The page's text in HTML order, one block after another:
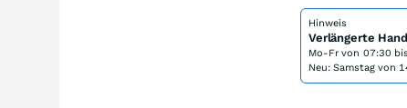
Hinweis
Verlängerte
Mo-Fr von 07:30
Neu: Samstag von